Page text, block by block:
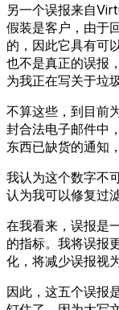
另一个误报来自
假装是客户，由于
的，因此它具有可
也不是真正的误报
为我正在写关于垃
不算这些，到目前
封合法电子邮件中
东西已缺货的通知
我认为这个数字不
认为我可以修复过
在我看来，误报是
的指标。我将误报
化，将减少误报视
因此，这五个误报